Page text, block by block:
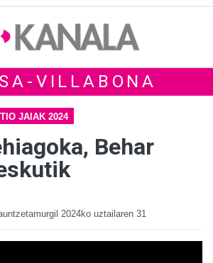
VILLABONA
JAIAK 2024
Behar
2024ko uztailaren 31